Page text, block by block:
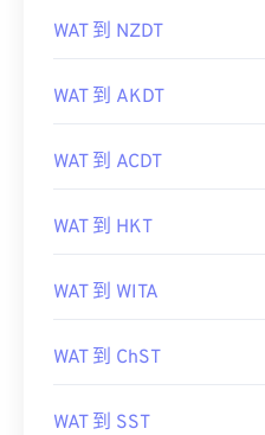
WAT 到 WIT
WAT 到 NZDT
WAT 到 AKDT
WAT 到 ACDT
WAT 到 HKT
WAT 到 WITA
WAT 到 ChST